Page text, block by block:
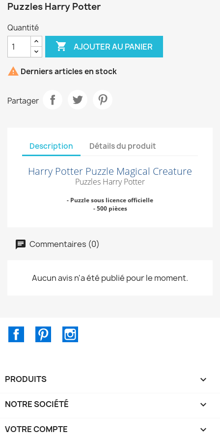
Puzzles Harry Potter
Quantité
 AJOUTER AU PANIER
 Derniers articles en stock
Partager
Description Détails du produit
Harry Potter Puzzle Magical Creature
Puzzles Harry Potter
- Puzzle sous licence officielle
- 500 pièces
Commentaires (0)
Aucun avis n'a été publié pour le moment.
FacebookPinterest
PRODUITS 
NOTRE SOCIÉTÉ 
VOTRE COMPTE 